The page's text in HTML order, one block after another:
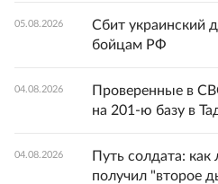
05.08.2026
Сбит украинский
бойцам РФ
04.08.2026
Проверенные в
на 201-ю базу в
04.08.2026
Путь солдата: как
получил "второе